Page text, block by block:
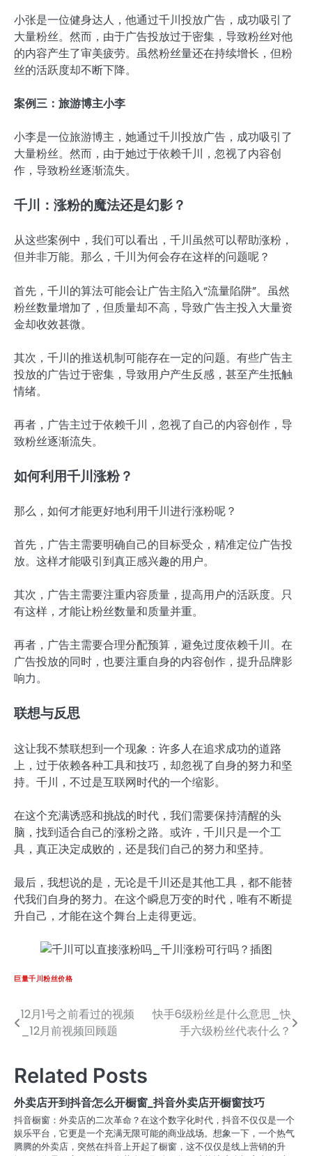
小张是一位健身达人，他通过千川投放广告，成功吸引了
大量粉丝。然而，由于广告投放过于密集，导致粉丝对他
的内容产生了审美疲劳。虽然粉丝量还在持续增长，但粉
丝的活跃度却不断下降。
案例三：旅游博主小李
小李是一位旅游博主，她通过千川投放广告，成功吸引了
大量粉丝。然而，由于她过于依赖千川，忽视了内容创
作，导致粉丝逐渐流失。
千川：涨粉的魔法还是幻影？
从这些案例中，我们可以看出，千川虽然可以帮助涨粉，
但并非万能。那么，千川为何会存在这样的问题呢？
首先，千川的算法可能会让广告主陷入“流量陷阱”。虽然
粉丝数量增加了，但质量却不高，导致广告主投入大量资
金却收效甚微。
其次，千川的推送机制可能存在一定的问题。有些广告主
投放的广告过于密集，导致用户产生反感，甚至产生抵触
情绪。
再者，广告主过于依赖千川，忽视了自己的内容创作，导
致粉丝逐渐流失。
如何利用千川涨粉？
那么，如何才能更好地利用千川进行涨粉呢？
首先，广告主需要明确自己的目标受众，精准定位广告投
放。这样才能吸引到真正感兴趣的用户。
其次，广告主需要注重内容质量，提高用户的活跃度。只
有这样，才能让粉丝数量和质量并重。
再者，广告主需要合理分配预算，避免过度依赖千川。在
广告投放的同时，也要注重自身的内容创作，提升品牌影
响力。
联想与反思
这让我不禁联想到一个现象：许多人在追求成功的道路
上，过于依赖各种工具和技巧，却忽视了自身的努力和坚
持。千川，不过是互联网时代的一个缩影。
在这个充满诱惑和挑战的时代，我们需要保持清醒的头
脑，找到适合自己的涨粉之路。或许，千川只是一个工
具，真正决定成败的，还是我们自己的努力和坚持。
最后，我想说的是，无论是千川还是其他工具，都不能替
代我们自身的努力。在这个瞬息万变的时代，唯有不断提
升自己，才能在这个舞台上走得更远。
巨量千川粉丝价格
文
章
导
航
12月1号之前看过的视频
_12月前视频回顾题
快手6级粉丝是什么意思_快
手六级粉丝代表什么？
Related Posts
外卖店开到抖音怎么开橱窗_抖音外卖店开橱窗技巧
抖音橱窗：外卖店的二次革命？在这个数字化时代，抖音不仅仅是一个
娱乐平台，它更是一个充满无限可能的商业战场。想象一下，一个热气
腾腾的外卖店，突然在抖音上开起了橱窗，这不仅仅是线上营销的升